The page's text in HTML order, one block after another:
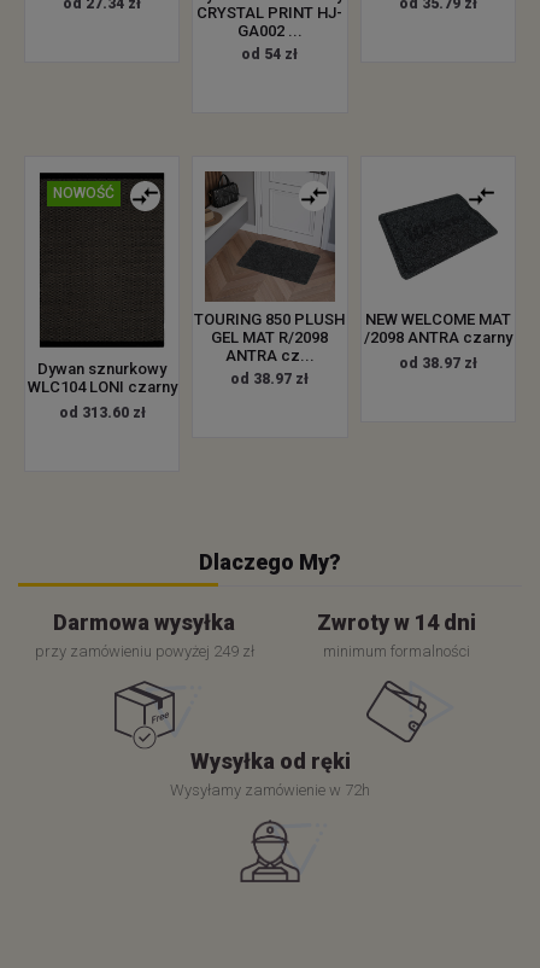
od 27.34 zł
CRYSTAL PRINT HJ-
GA002 ...
od 54 zł
od 35.79 zł
NOWOŚĆ
Dywan sznurkowy
WLC104 LONI czarny
od 313.60 zł
TOURING 850 PLUSH
GEL MAT R/2098
ANTRA cz...
od 38.97 zł
NEW WELCOME MAT
/2098 ANTRA czarny
od 38.97 zł
Dlaczego My?
Darmowa wysyłka
przy zamówieniu powyżej 249 zł
Zwroty w 14 dni
minimum formalności
Wysyłka od ręki
Wysyłamy zamówienie w 72h